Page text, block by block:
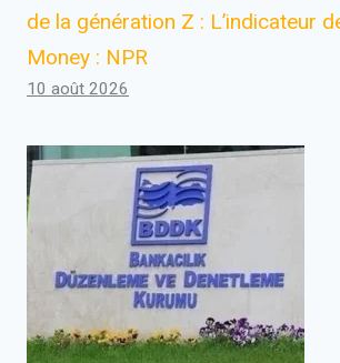
de la génération Z : L’indicateur
Money : NPR
10 août 2026